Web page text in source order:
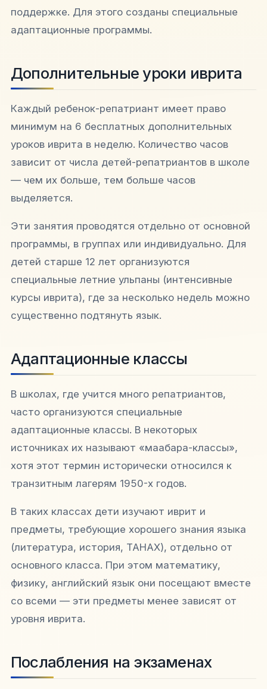
поддержке. Для этого созданы специальные
адаптационные программы.​
Дополнительные уроки иврита
Каждый ребенок-репатриант имеет право
минимум на 6 бесплатных дополнительных
уроков иврита в неделю. Количество часов
зависит от числа детей-репатриантов в школе
— чем их больше, тем больше часов
выделяется.​
Эти занятия проводятся отдельно от основной
программы, в группах или индивидуально. Для
детей старше 12 лет организуются
специальные летние ульпаны (интенсивные
курсы иврита), где за несколько недель можно
существенно подтянуть язык.​
Адаптационные классы
В школах, где учится много репатриантов,
часто организуются специальные
адаптационные классы. В некоторых
источниках их называют «маабара-классы»,
хотя этот термин исторически относился к
транзитным лагерям 1950-х годов.​
В таких классах дети изучают иврит и
предметы, требующие хорошего знания языка
(литература, история, ТАНАХ), отдельно от
основного класса. При этом математику,
физику, английский язык они посещают вместе
со всеми — эти предметы менее зависят от
уровня иврита.​
Послабления на экзаменах